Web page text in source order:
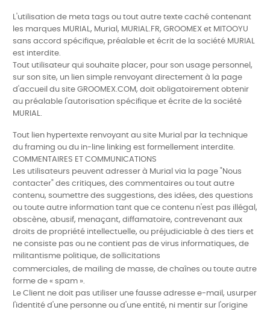
L'utilisation de meta tags ou tout autre texte caché contenant
les marques MURIAL, Murial, MURIAL.FR, GROOMEX et MITOOYU
sans accord spécifique, préalable et écrit de la société MURIAL
est interdite.
Tout utilisateur qui souhaite placer, pour son usage personnel,
sur son site, un lien simple renvoyant directement à la page
d'accueil du site GROOMEX.COM, doit obligatoirement obtenir
au préalable l'autorisation spécifique et écrite de la société
MURIAL.
Tout lien hypertexte renvoyant au site Murial par la technique
du framing ou du in-line linking est formellement interdite.
COMMENTAIRES ET COMMUNICATIONS
Les utilisateurs peuvent adresser à Murial via la page "Nous
contacter" des critiques, des commentaires ou tout autre
contenu, soumettre des suggestions, des idées, des questions
ou toute autre information tant que ce contenu n'est pas illégal,
obscène, abusif, menaçant, diffamatoire, contrevenant aux
droits de propriété intellectuelle, ou préjudiciable à des tiers et
ne consiste pas ou ne contient pas de virus informatiques, de
militantisme politique, de sollicitations
commerciales, de mailing de masse, de chaînes ou toute autre
forme de « spam ».
Le Client ne doit pas utiliser une fausse adresse e-mail, usurper
l'identité d'une personne ou d'une entité, ni mentir sur l'origine